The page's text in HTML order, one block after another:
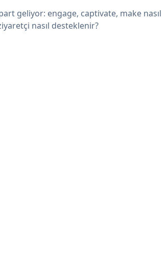
geliyor: engage, captivate, make nasıl
nasıl desteklenir?